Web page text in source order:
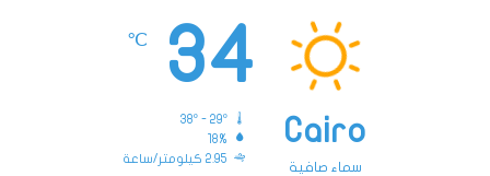
Cairo
سماء صافية
34
℃
18%
2.95 كيلومتر/ساعة